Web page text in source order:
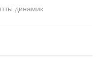
динамик